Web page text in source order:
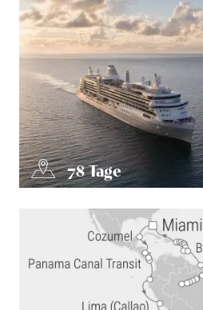
78Tage